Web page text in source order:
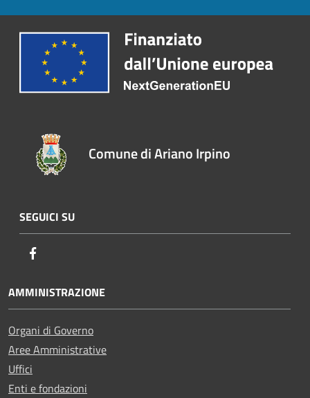
Comune di Ariano Irpino
SEGUICI SU
AMMINISTRAZIONE
Organi di Governo
Aree Amministrative
Uffici
Enti e fondazioni